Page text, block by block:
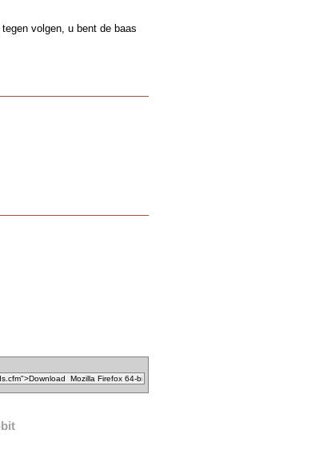
volgen, u bent de baas